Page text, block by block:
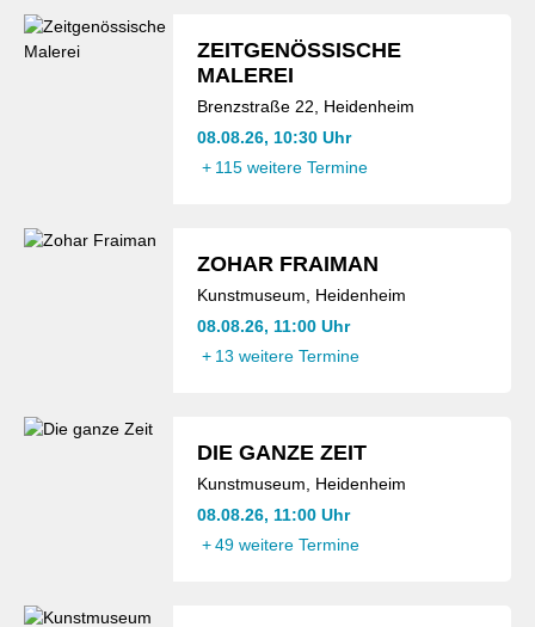
ZEITGENÖSSISCHE
MALEREI
Brenzstraße 22, Heidenheim
08.08.26, 10:30 Uhr
+ 115 weitere Termine
ZOHAR FRAIMAN
Kunstmuseum, Heidenheim
08.08.26, 11:00 Uhr
+ 13 weitere Termine
DIE GANZE ZEIT
Kunstmuseum, Heidenheim
08.08.26, 11:00 Uhr
+ 49 weitere Termine